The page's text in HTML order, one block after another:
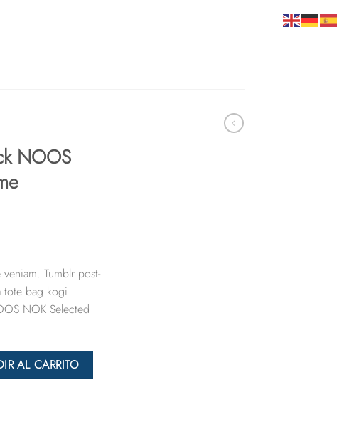
NOOS
Tumblr post-
tote bag kogi
NOK Selected
AL CARRITO